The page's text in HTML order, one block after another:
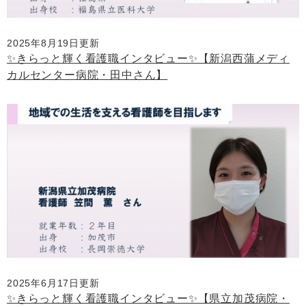
2025年8月19日更新
✨きらっと輝く看護職インタビュー✨【新潟西蒲メディ
カルセンター病院・田中さん】
2025年6月17日更新
✨きらっと輝く看護職インタビュー✨【県立加茂病院・